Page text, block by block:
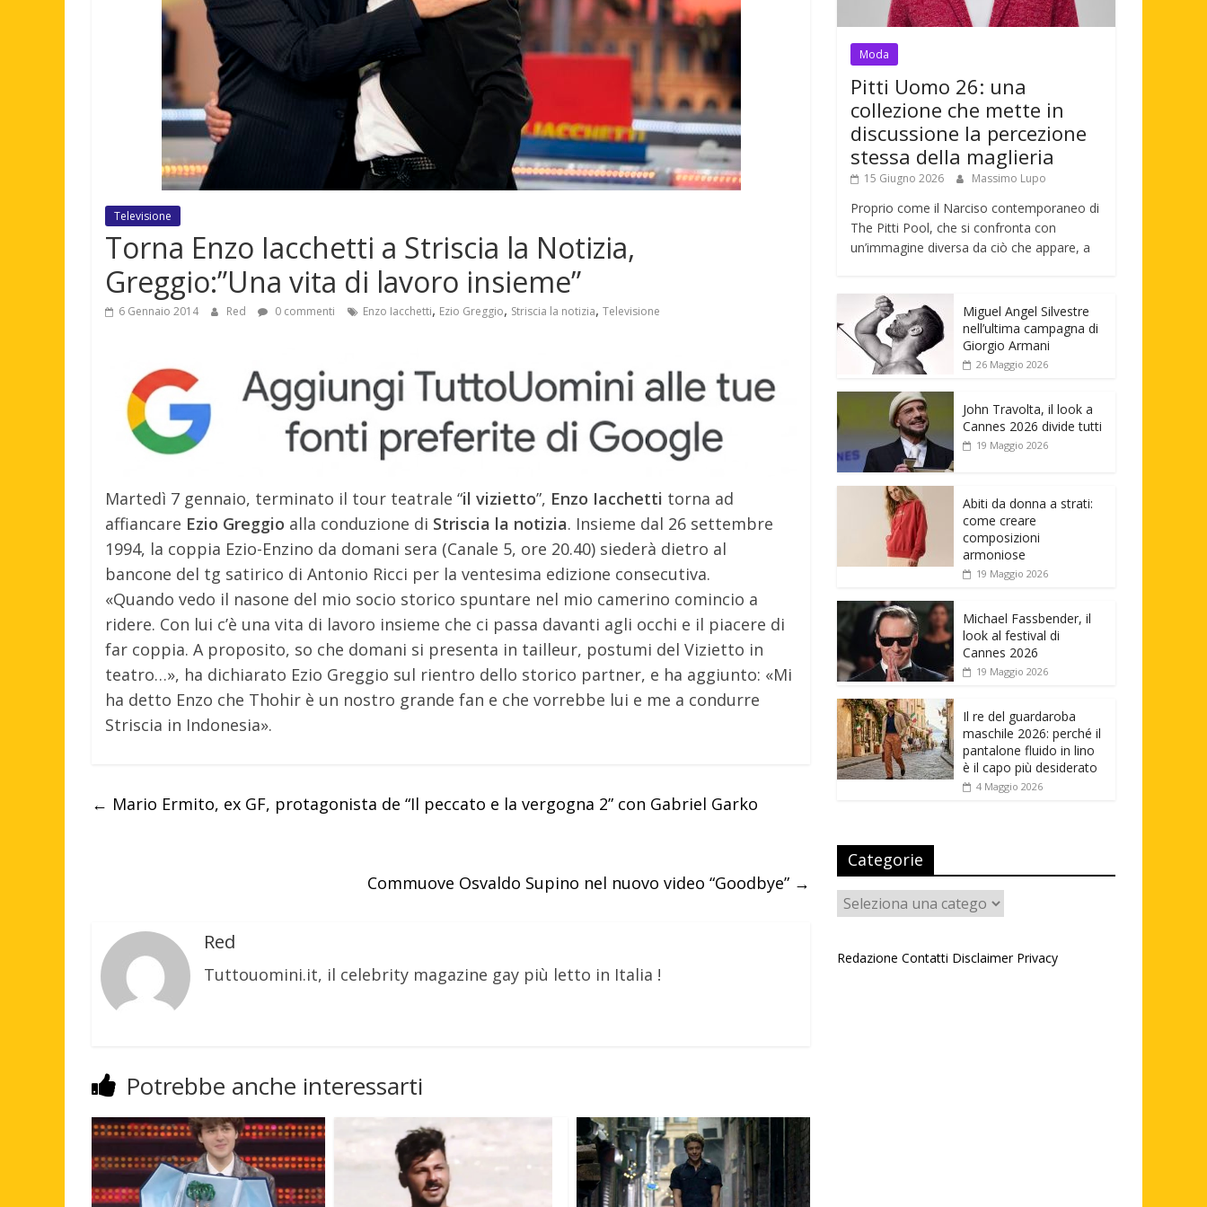
Televisione
Torna Enzo Iacchetti a Striscia la Notizia,
Greggio:”Una vita di lavoro insieme”
6 Gennaio 2014 Red 0 commenti Enzo Iacchetti, Ezio Greggio, Striscia la notizia, Televisione
Martedì 7 gennaio, terminato il tour teatrale “il vizietto”, Enzo Iacchetti torna ad
affiancare Ezio Greggio alla conduzione di Striscia la notizia. Insieme dal 26 settembre
1994, la coppia Ezio-Enzino da domani sera (Canale 5, ore 20.40) siederà dietro al
bancone del tg satirico di Antonio Ricci per la ventesima edizione consecutiva.
«Quando vedo il nasone del mio socio storico spuntare nel mio camerino comincio a
ridere. Con lui c’è una vita di lavoro insieme che ci passa davanti agli occhi e il piacere di
far coppia. A proposito, so che domani si presenta in tailleur, postumi del Vizietto in
teatro…», ha dichiarato Ezio Greggio sul rientro dello storico partner, e ha aggiunto: «Mi
ha detto Enzo che Thohir è un nostro grande fan e che vorrebbe lui e me a condurre
Striscia in Indonesia».
← Mario Ermito, ex GF, protagonista de “Il peccato e la vergogna 2” con Gabriel Garko
Commuove Osvaldo Supino nel nuovo video “Goodbye” →
Red
Tuttouomini.it, il celebrity magazine gay più letto in Italia !
Potrebbe anche interessarti
Moda
Pitti Uomo 26: una
collezione che mette in
discussione la percezione
stessa della maglieria
15 Giugno 2026 Massimo Lupo
Proprio come il Narciso contemporaneo di
The Pitti Pool, che si confronta con
un’immagine diversa da ciò che appare, a
Miguel Angel Silvestre
nell’ultima campagna di
Giorgio Armani
26 Maggio 2026
John Travolta, il look a
Cannes 2026 divide tutti
19 Maggio 2026
Abiti da donna a strati:
come creare
composizioni
armoniose
19 Maggio 2026
Michael Fassbender, il
look al festival di
Cannes 2026
19 Maggio 2026
Il re del guardaroba
maschile 2026: perché il
pantalone fluido in lino
è il capo più desiderato
4 Maggio 2026
Categorie
Categorie
Redazione Contatti Disclaimer Privacy